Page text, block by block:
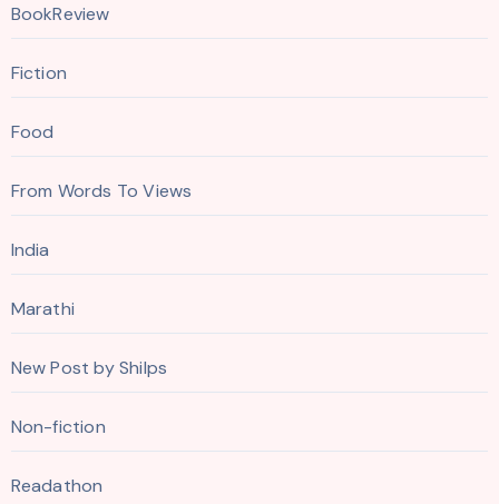
BookReview
Fiction
Food
From Words To Views
India
Marathi
New Post by Shilps
Non-fiction
Readathon